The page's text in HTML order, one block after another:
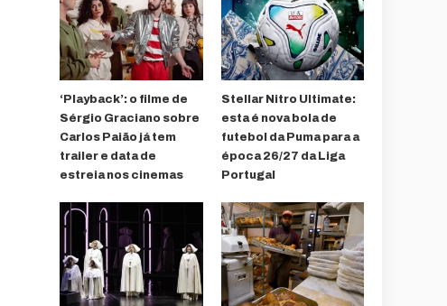
‘Playback’: o filme de
Sérgio Graciano sobre
Carlos Paião já tem
trailer e data de
estreia nos cinemas
Stellar Nitro Ultimate:
esta é nova bola de
futebol da Puma para a
época 26/27 da Liga
Portugal